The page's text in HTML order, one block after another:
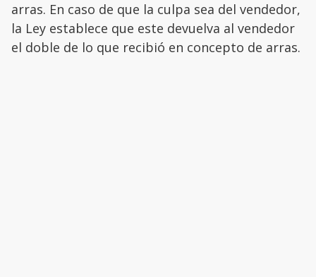
arras. En caso de que la culpa sea del vendedor,
la Ley establece que este devuelva al vendedor
el doble de lo que recibió en concepto de arras.